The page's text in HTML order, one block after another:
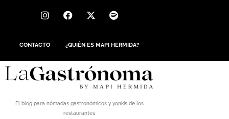
CONTACTO ¿QUIÉN ES MAPI HERMIDA?
El blog para nómadas gastronómicos y yonkis de los
restaurantes